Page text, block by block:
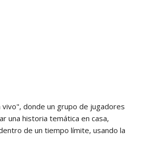
donde un grupo de jugadores
una historia temática en casa,
de un tiempo límite, usando la